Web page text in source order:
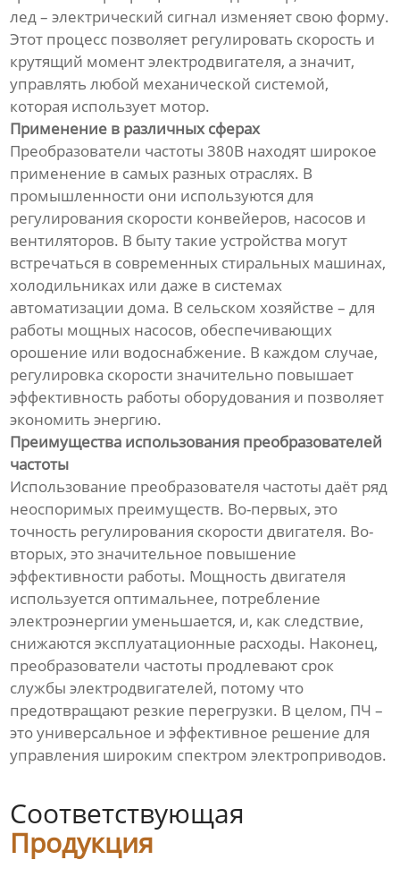
лед – электрический сигнал изменяет свою форму.
Этот процесс позволяет регулировать скорость и
крутящий момент электродвигателя, а значит,
управлять любой механической системой,
которая использует мотор.
Применение в различных сферах
Преобразователи частоты 380В находят широкое
применение в самых разных отраслях. В
промышленности они используются для
регулирования скорости конвейеров, насосов и
вентиляторов. В быту такие устройства могут
встречаться в современных стиральных машинах,
холодильниках или даже в системах
автоматизации дома. В сельском хозяйстве – для
работы мощных насосов, обеспечивающих
орошение или водоснабжение. В каждом случае,
регулировка скорости значительно повышает
эффективность работы оборудования и позволяет
экономить энергию.
Преимущества использования преобразователей
частоты
Использование преобразователя частоты даёт ряд
неоспоримых преимуществ. Во-первых, это
точность регулирования скорости двигателя. Во-
вторых, это значительное повышение
эффективности работы. Мощность двигателя
используется оптимальнее, потребление
электроэнергии уменьшается, и, как следствие,
снижаются эксплуатационные расходы. Наконец,
преобразователи частоты продлевают срок
службы электродвигателей, потому что
предотвращают резкие перегрузки. В целом, ПЧ –
это универсальное и эффективное решение для
управления широким спектром электроприводов.
Соответствующая
Продукция